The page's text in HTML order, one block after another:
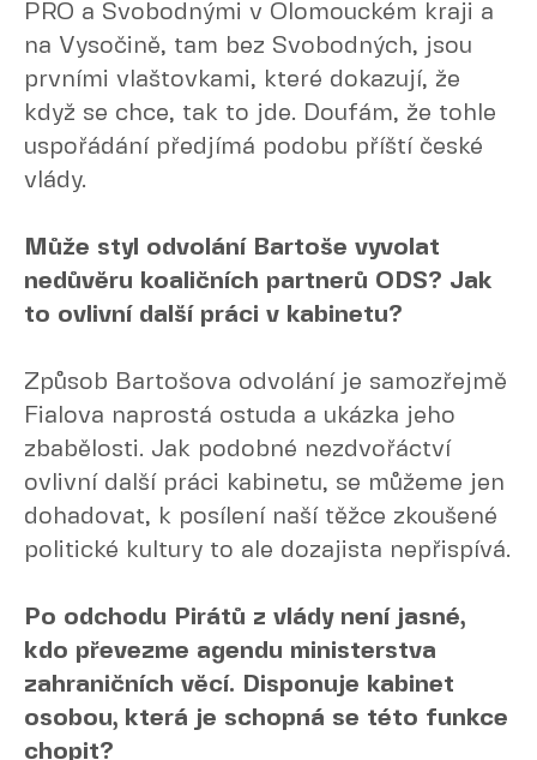
PRO a Svobodnými v Olomouckém kraji a
na Vysočině, tam bez Svobodných, jsou
prvními vlaštovkami, které dokazují, že
když se chce, tak to jde. Doufám, že tohle
uspořádání předjímá podobu příští české
vlády.
Může styl odvolání Bartoše vyvolat
nedůvěru koaličních partnerů ODS? Jak
to ovlivní další práci v kabinetu?
Způsob Bartošova odvolání je samozřejmě
Fialova naprostá ostuda a ukázka jeho
zbabělosti. Jak podobné nezdvořáctví
ovlivní další práci kabinetu, se můžeme jen
dohadovat, k posílení naší těžce zkoušené
politické kultury to ale dozajista nepřispívá.
Po odchodu Pirátů z vlády není jasné,
kdo převezme agendu ministerstva
zahraničních věcí. Disponuje kabinet
osobou, která je schopná se této funkce
chopit?